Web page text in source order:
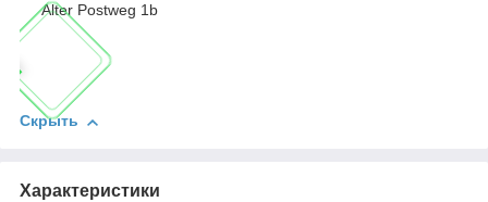
Alter Postweg 1b
Скрыть
Характеристики